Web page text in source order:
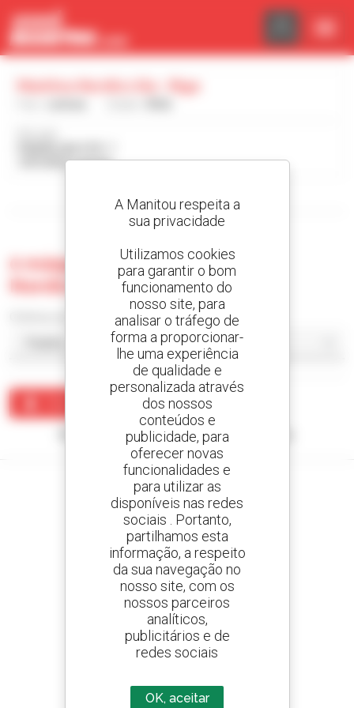
1073 RIGA Letónia
Visualizar os filtros de pesquisa
0 máquina usada no Manitou
Nordics Sia - Riga
Nenhum resultado corresponde à sua pesquisa.
Crie os seus alertas
e receba anúncios de equipamentos usados
800 concessionários
A Manitou em todo o mundo
Painel de Gerenciamento de Cookies
A Manitou respeita a
sua privacidade
Utilizamos cookies
para garantir o bom
funcionamento do
nosso site, para
analisar o tráfego de
forma a proporcionar-
lhe uma experiência
de qualidade e
personalizada através
dos nossos
conteúdos e
publicidade, para
oferecer novas
funcionalidades e
para utilizar as
disponíveis nas redes
sociais . Portanto,
partilhamos esta
informação, a respeito
da sua navegação no
nosso site, com os
nossos parceiros
analíticos,
publicitários e de
redes sociais
OK, aceitar